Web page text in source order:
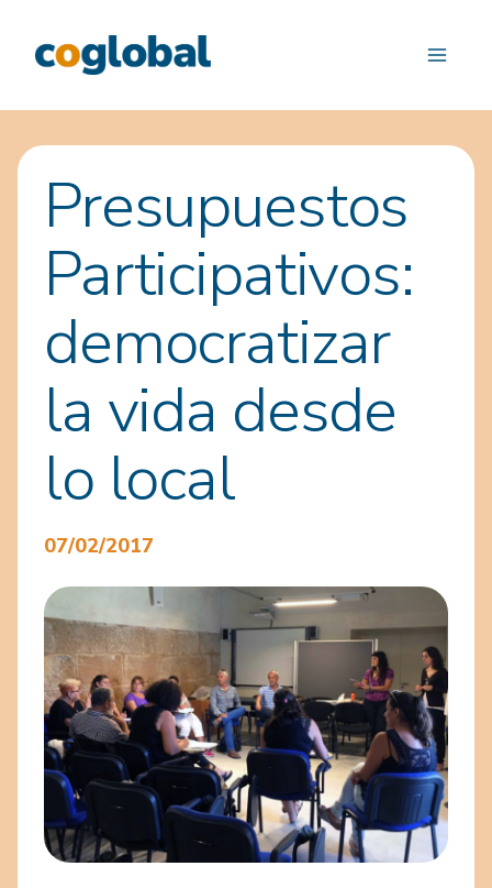
contenido
Presupuestos
Participativos:
democratizar
la vida desde
lo local
07/02/2017